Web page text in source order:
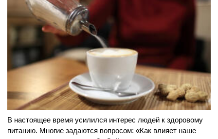
В настоящее время усилился интерес людей к здоровому
питанию. Многие задаются вопросом: «Как влияет наше